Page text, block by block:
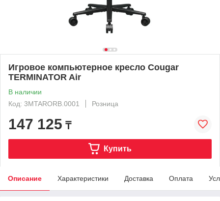
Игровое компьютерное кресло Cougar
TERMINATOR Air
В наличии
Код: 3MTARORB.0001
Розница
147 125 ₸
Купить
Описание Характеристики Доставка Оплата